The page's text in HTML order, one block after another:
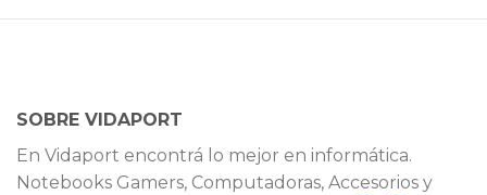
SOBRE VIDAPORT
En Vidaport encontrá lo mejor en informática.
Notebooks Gamers, Computadoras, Accesorios y